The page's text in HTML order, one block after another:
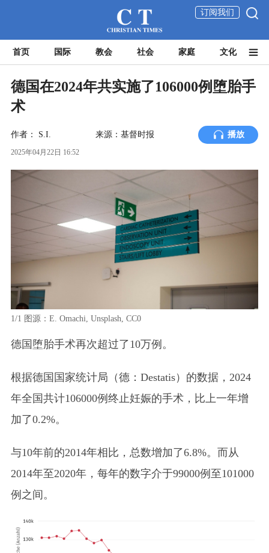
订阅我们
首页 国际 教会 社会 家庭 文化
德国在2024年共实施了106000例堕胎手
术
作者： S.I. 来源：基督时报 播放
2025年04月22日 16:52
1/1 图源：E. Omachi, Unsplash, CC0
德国堕胎手术再次超过了10万例。
根据德国国家统计局 （德：Destatis） 的数据，2024
年全国共计106000例终止妊娠的手术，比上一年增
加了0.2%。
与10年前的2014年相比，总数增加了6.8%。而从
2014年至2020年，每年的数字介于99000例至101000
例之间。